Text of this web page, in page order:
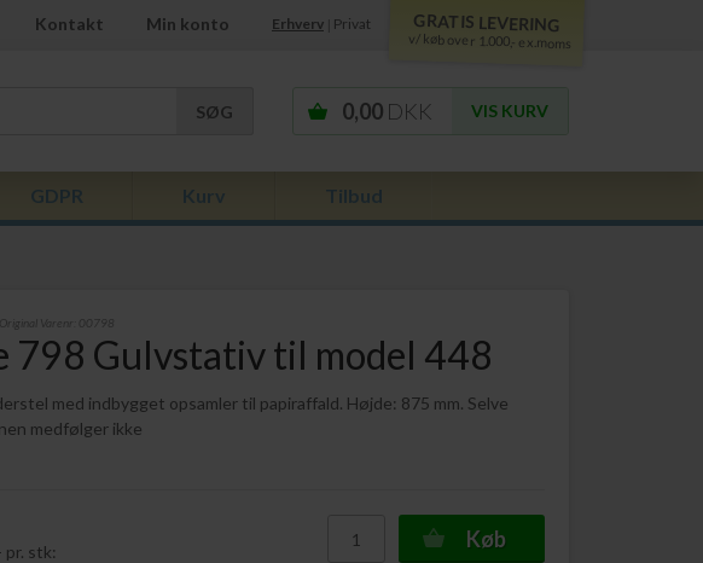
Kontakt Min konto Erhverv Privat GRATIS LEVERING
v/ køb over 1.000,- ex.moms
VIS KURV
0,00 DKK
GDPR Kurv Tilbud
Original Varenr: 00798
798 Gulvstativ til model 448
med indbygget opsamler til papiraffald. Højde: 875 mm. Selve
medfølger ikke
pr. stk: Køb